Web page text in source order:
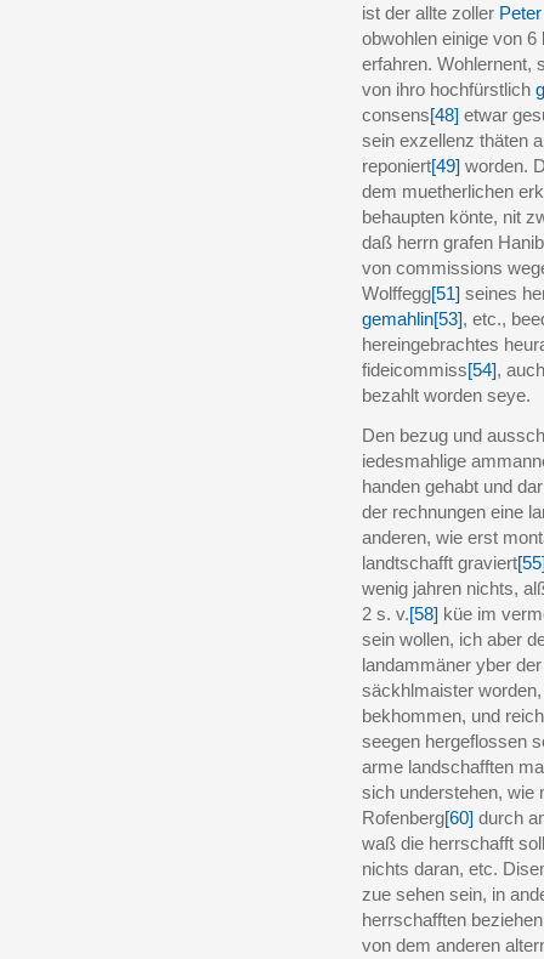
ist der allte zoller
obwohlen einige von 6
erfahren. Wohlernent,
von ihro hochfürstlich
consens[48] etwar
sein exzellenz thäten
reponiert[49] worden.
dem muetherlichen
behaupten könte, nit
daß herrn grafen
von commissions
Wolffegg[51] seines
gemahlin[53], etc.,
hereingebrachtes
fideicommiss[54],
bezahlt worden seye.
Den bezug und
iedesmahlige
handen gehabt und
der rechnungen eine
anderen, wie erst
landtschafft graviert
wenig jahren nichts,
2 s. v.[58] küe im
sein wollen, ich aber
landammäner yber
säckhlmaister
bekhommen, und
seegen hergeflossen
arme landschafften
sich understehen, wie
Rofenberg[60] durch
waß die herrschafft
nichts daran, etc.
zue sehen sein, in
herrschafften
von dem anderen